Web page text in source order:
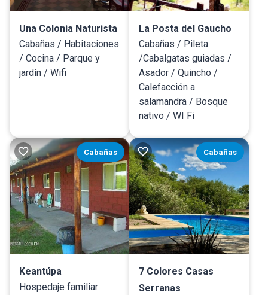
Una Colonia Naturista
Cabañas / Habitaciones
/ Cocina / Parque y
jardín / Wifi
La Posta del Gaucho
Cabañas / Pileta
/Cabalgatas guiadas /
Asador / Quincho /
Calefacción a
salamandra / Bosque
nativo / WI Fi
Cabañas
Keantúpa
Hospedaje familiar
Cabañas
7 Colores Casas
Serranas